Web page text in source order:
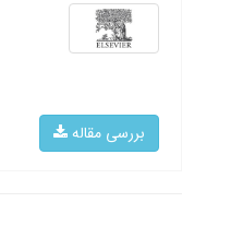
بررسی مقاله